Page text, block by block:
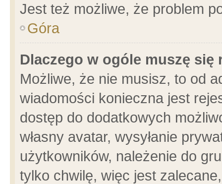
Jest też możliwe, że problem
Góra
Dlaczego w ogóle muszę się
Możliwe, że nie musisz, to od
wiadomości konieczna jest
dostęp do dodatkowych
własny avatar, wysyłanie
użytkowników, należenie do
tylko chwilę, więc jest